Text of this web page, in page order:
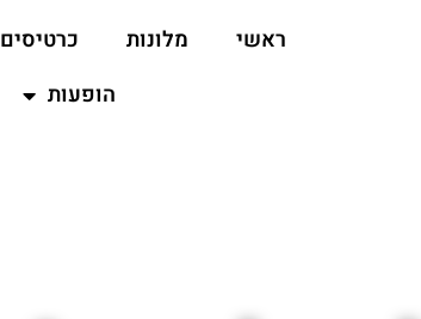
ראשי מלונות כרטיסים
הופעות